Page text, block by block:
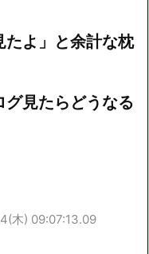
たよ」と余計な枕
見たらどうなる
木) 09:07:13.09